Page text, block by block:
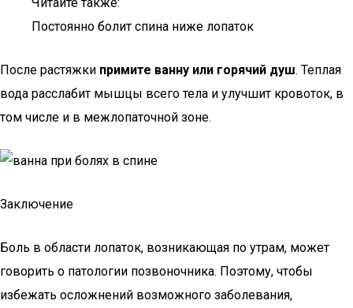
Постоянно болит спина ниже лопаток
После растяжки примите ванну или горячий душ. Теплая
вода расслабит мышцы всего тела и улучшит кровоток, в
том числе и в межлопаточной зоне.
Заключение
Боль в области лопаток, возникающая по утрам, может
говорить о патологии позвоночника. Поэтому, чтобы
избежать осложнений возможного заболевания,